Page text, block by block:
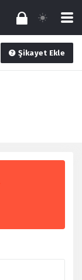
Şikayet Ekle